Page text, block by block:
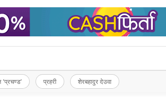
प्रहरी शेरबहादुर देउवा